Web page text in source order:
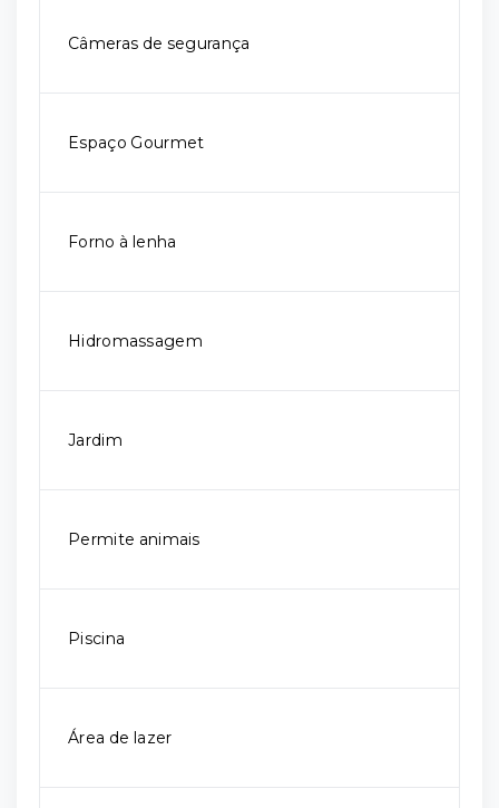
Câmeras de segurança
Espaço Gourmet
Forno à lenha
Hidromassagem
Jardim
Permite animais
Piscina
Área de lazer